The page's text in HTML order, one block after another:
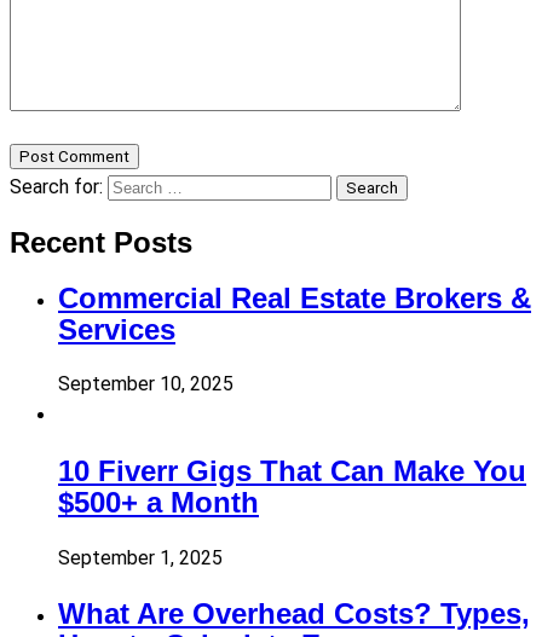
Post Comment
Search for: Search
Recent Posts
Commercial Real Estate Brokers &
Services
September 10, 2025
10 Fiverr Gigs That Can Make You
$500+ a Month
September 1, 2025
What Are Overhead Costs? Types,